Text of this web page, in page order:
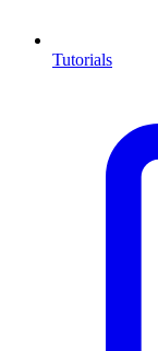
Tutorials